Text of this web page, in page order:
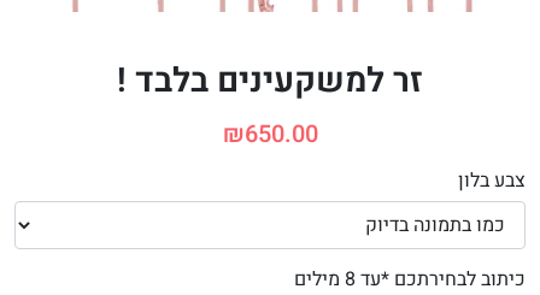
זר למשקעינים בלבד !
₪650.00
צבע בלון
כיתוב לבחירתכם *עד 8 מילים